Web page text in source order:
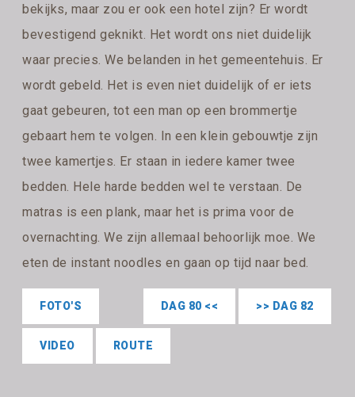
bekijks, maar zou er ook een hotel zijn? Er wordt
bevestigend geknikt. Het wordt ons niet duidelijk
waar precies. We belanden in het gemeentehuis. Er
wordt gebeld. Het is even niet duidelijk of er iets
gaat gebeuren, tot een man op een brommertje
gebaart hem te volgen. In een klein gebouwtje zijn
twee kamertjes. Er staan in iedere kamer twee
bedden. Hele harde bedden wel te verstaan. De
matras is een plank, maar het is prima voor de
overnachting. We zijn allemaal behoorlijk moe. We
eten de instant noodles en gaan op tijd naar bed.
>> DAG 82
DAG 80 <<
FOTO'S
VIDEO ROUTE